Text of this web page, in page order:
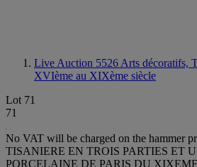
Live Auction 5526 Arts décoratifs,
XVIème au XIXème siècle
Lot 71
71
No VAT will be charged on the hammer
TISANIERE EN TROIS PARTIES ET
PORCELAINE DE PARIS DU